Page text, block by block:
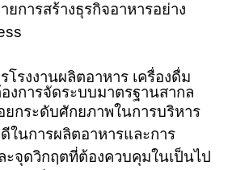
การสร้างธุรกิจอาหารอย่าง
โรงงานผลิตอาหาร เครื่องดื่ม
งการจัดระบบมาตรฐานสากล
ยกระดับศักยภาพในการบริหาร
ในการผลิตอาหารและการ
ะจุดวิกฤตที่ต้องควบคุมในเป็นไป